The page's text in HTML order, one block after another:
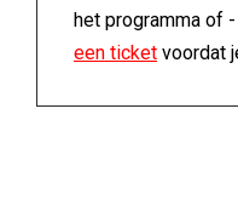
het programma of
een ticket voordat